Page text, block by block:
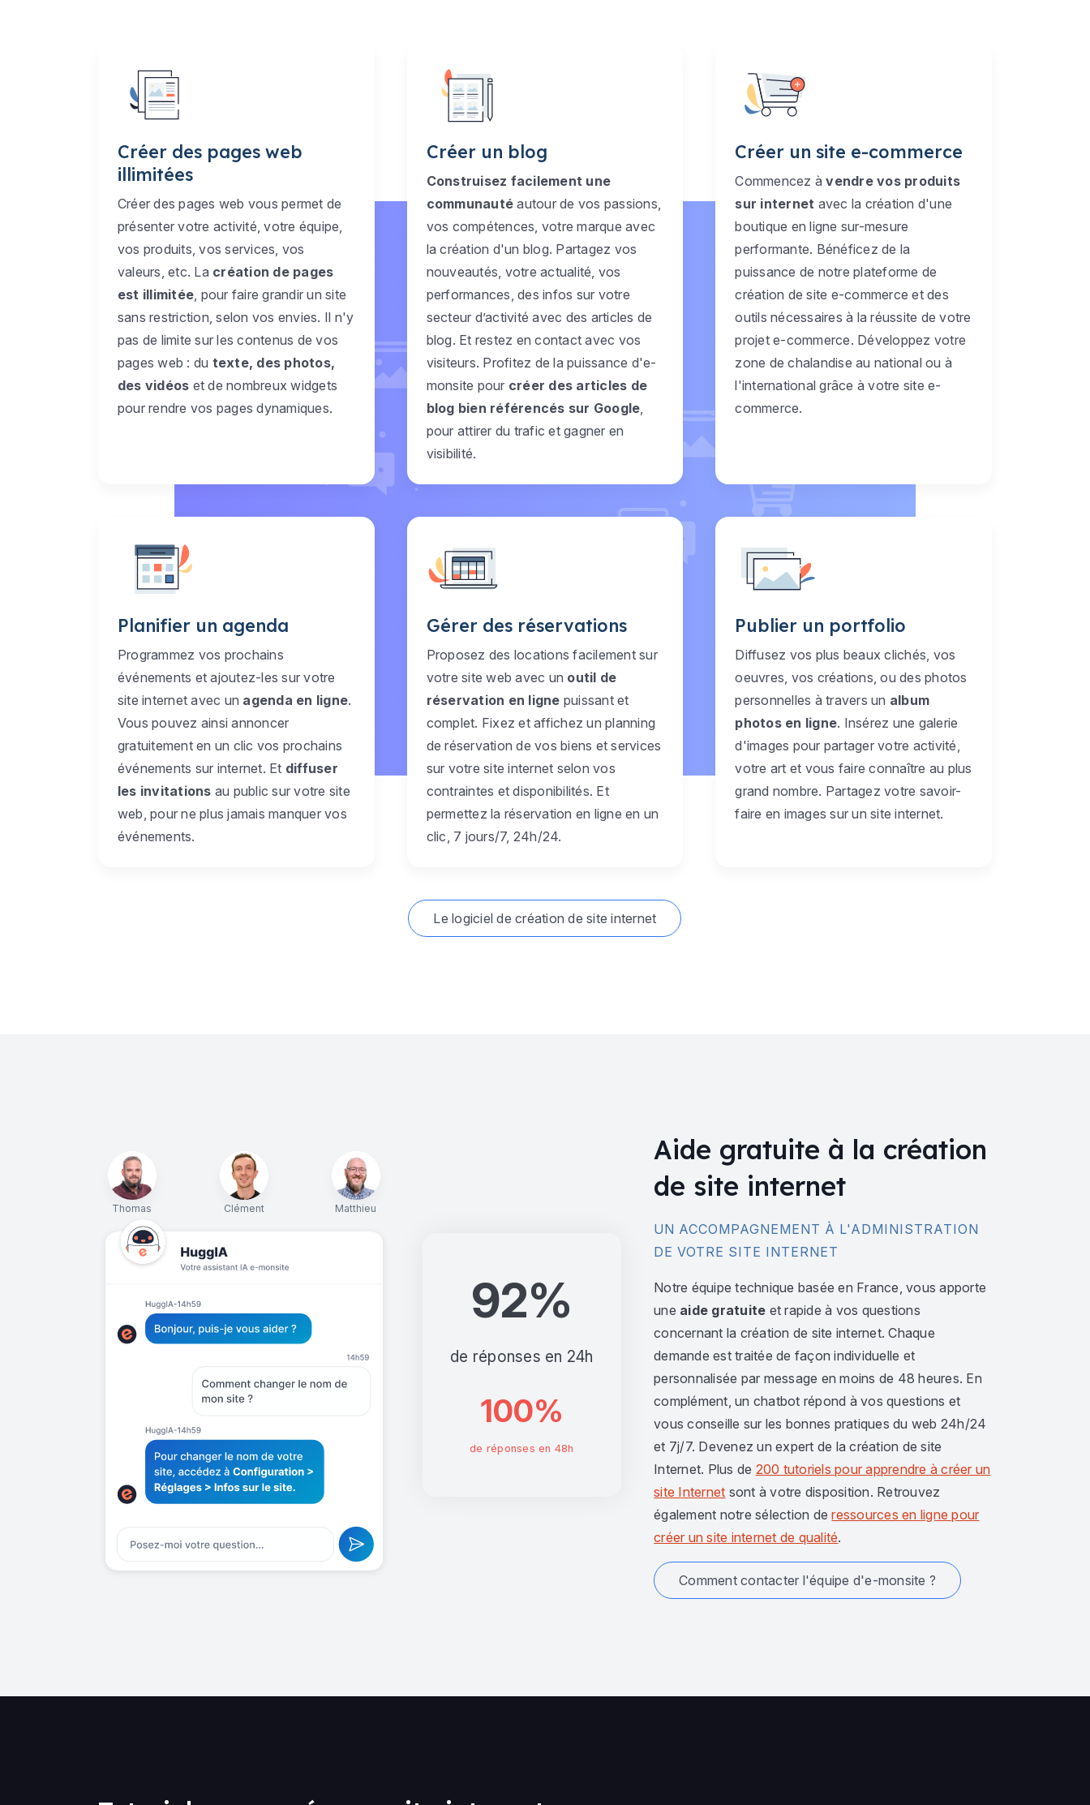
Créer des pages web
illimitées
Créer des pages web vous permet de
présenter votre activité, votre équipe,
vos produits, vos services, vos
valeurs, etc. La création de pages
est illimitée , pour faire grandir un site
sans restriction, selon vos envies. Il n'y
pas de limite sur les contenus de vos
pages web : du texte, des photos,
des vidéos et de nombreux widgets
pour rendre vos pages dynamiques.
Créer un blog
Construisez facilement une
communauté autour de vos passions,
vos compétences, votre marque avec
la création d'un blog. Partagez vos
nouveautés, votre actualité, vos
performances, des infos sur votre
secteur d’activité avec des articles de
blog. Et restez en contact avec vos
visiteurs. Profitez de la puissance d'e-
monsite pour créer des articles de
blog bien référencés sur Google
pour attirer du trafic et gagner en
visibilité.
Créer un site e-commerce
Commencez àvendre vos produits
sur internet avec la création d'une
boutique en ligne sur-mesure
performante. Bénéficez de la
puissance de notre plateforme de
création de site e-commerce et des
outils nécessaires à la réussite de votre
projet e-commerce. Développez votre
zone de chalandise au national ou à
l'international grâce à votre site e-
commerce.
Planifier un agenda
Programmez vos prochains
événements et ajoutez-les sur votre
site internet avec un agenda en ligne.
Vous pouvez ainsi annoncer
gratuitement en un clic vos prochains
événements sur internet. Et diffuser
les invitations au public sur votre site
web, pour ne plus jamais manquer vos
événements.
Gérer des réservations
Proposez des locations facilement sur
votre site web avec un outil de
réservation en ligne puissant et
complet. Fixez et affichez un planning
de réservation de vos biens et services
sur votre site internet selon vos
contraintes et disponibilités. Et
permettez la réservation en ligne en un
clic, 7 jours/7, 24h/24.
Publier un portfolio
Diffusez vos plus beaux clichés, vos
oeuvres, vos créations, ou des photos
personnelles à travers un album
photos en ligne. Insérez une galerie
d'images pour partager votre activité,
votre art et vous faire connaître au plus
grand nombre. Partagez votre savoir-
faire en images sur un site internet.
Le logiciel de création de site internet
Thomas Clément Matthieu
92%
de réponses en 24h
100%
de réponses en 48h
Aide gratuite à la création
de site internet
UN ACCOMPAGNEMENT À L'ADMINISTRATION
DE VOTRE SITE INTERNET
Notre équipe technique basée en France, vous apporte
une aide gratuite et rapide à vos questions
concernant la création de site internet. Chaque
demande est traitée de façon individuelle et
personnalisée par message en moins de 48 heures. En
complément, un chatbot répond à vos questions et
vous conseille sur les bonnes pratiques du web 24h/24
et 7j/7. Devenez un expert de la création de site
Internet. Plus de 200 tutoriels pour apprendre à créer un
site Internet sont à votre disposition. Retrouvez
également notre sélection deressources en ligne pour
créer un site internet de qualité.
Comment contacter l'équipe d'e-monsite ?